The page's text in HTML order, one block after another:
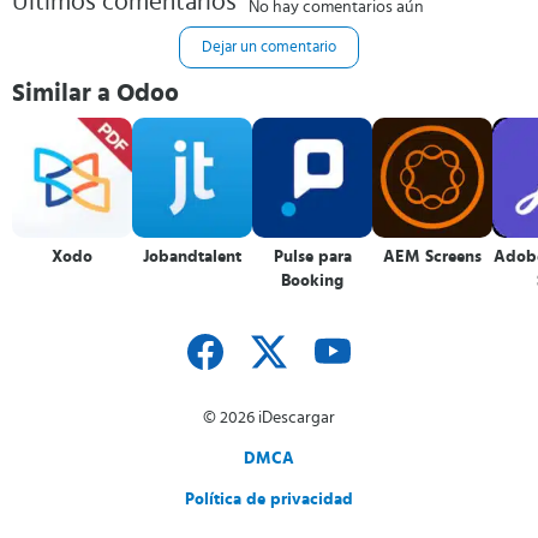
No hay comentarios aún
Dejar un comentario
Similar a Odoo
Xodo Jobandtalent
Pulse para
Booking
AEM Screens
© 2026 iDescargar
DMCA
Política de privacidad